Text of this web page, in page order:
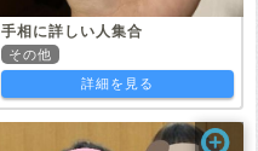
手相に詳しい人集合
その他
詳細を見る